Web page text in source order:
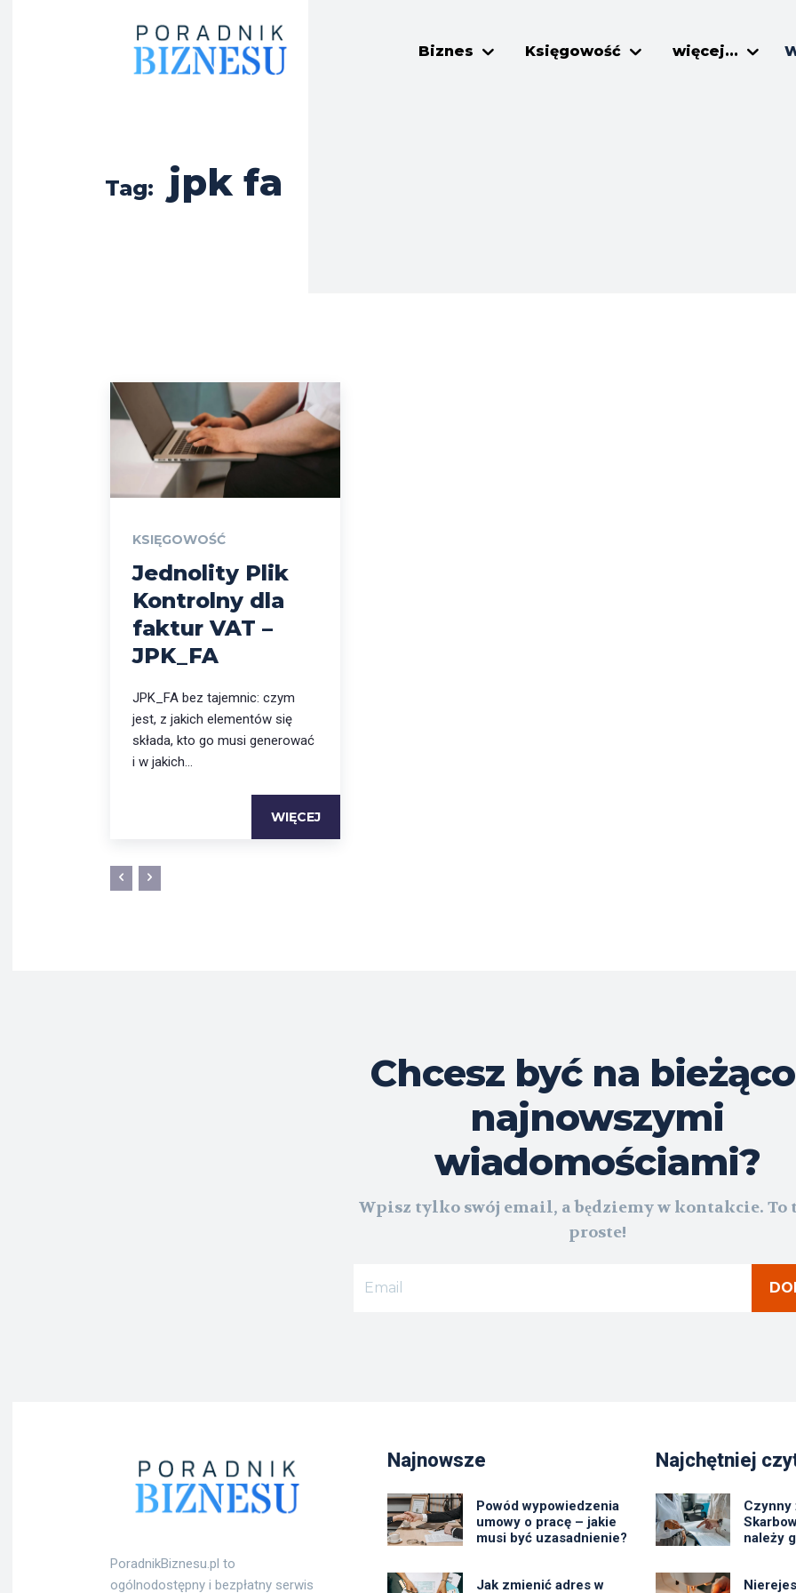
Biznes Księgowość więcej...
Tag: jpk fa
KSIĘGOWOŚĆ
Jednolity Plik
Kontrolny dla
faktur VAT –
JPK_FA
JPK_FA bez tajemnic: czym
jest, z jakich elementów się
składa, kto go musi generować
i w jakich...
WIĘCEJ
Chcesz być na
najnowszymi
wiadomościami?
Wpisz tylko swój email, a będziemy w kontakcie. To
proste!
PoradnikBiznesu.pl to
ogólnodostępny i bezpłatny serwis
Najnowsze
Powód wypowiedzenia
umowy o pracę – jakie
musi być uzasadnienie?
Jak zmienić adres w
Najchętniej
Czynny
należy